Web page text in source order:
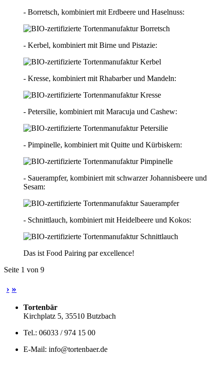
- Borretsch, kombiniert mit Erdbeere und Haselnuss:
- Kerbel, kombiniert mit Birne und Pistazie:
- Kresse, kombiniert mit Rhabarber und Mandeln:
- Petersilie, kombiniert mit Maracuja und Cashew:
- Pimpinelle, kombiniert mit Quitte und Kürbiskern:
- Sauerampfer, kombiniert mit schwarzer Johannisbeere und
Sesam:
- Schnittlauch, kombiniert mit Heidelbeere und Kokos:
Das ist Food Pairing par excellence!
Seite 1 von 9
› »
Tortenbär
Kirchplatz 5, 35510 Butzbach
Tel.: 06033 / 974 15 00
E-Mail: info@tortenbaer.de